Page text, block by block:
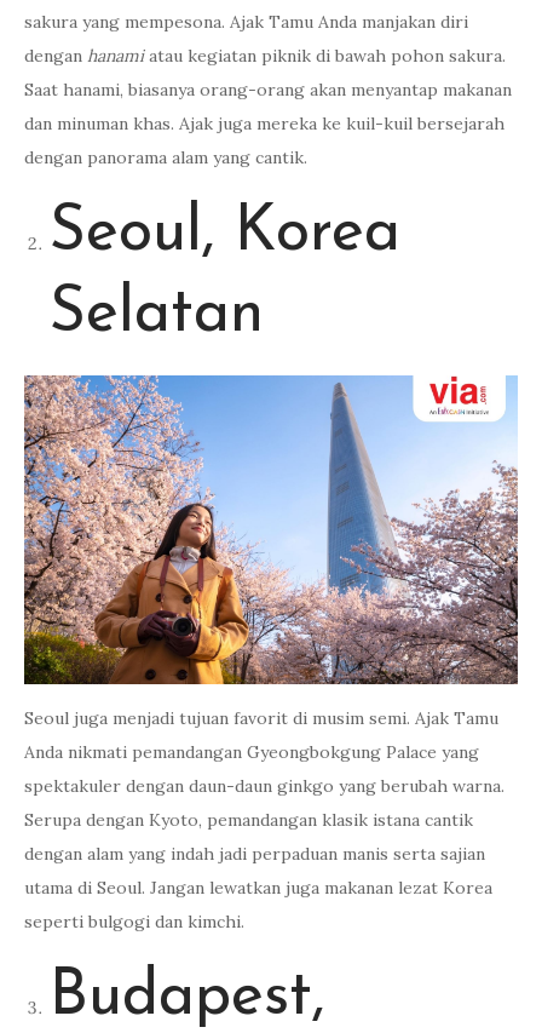
sakura yang mempesona. Ajak Tamu Anda manjakan diri
dengan hanamiatau kegiatan piknik di bawah pohon sakura.
Saat hanami, biasanya orang-orang akan menyantap makanan
dan minuman khas. Ajak juga mereka ke kuil-kuil bersejarah
dengan panorama alam yang cantik.
Seoul, Korea
Selatan
Seoul juga menjadi tujuan favorit di musim semi. Ajak Tamu
Anda nikmati pemandangan Gyeongbokgung Palace yang
spektakuler dengan daun-daun ginkgo yang berubah warna.
Serupa dengan Kyoto, pemandangan klasik istana cantik
dengan alam yang indah jadi perpaduan manis serta sajian
utama di Seoul. Jangan lewatkan juga makanan lezat Korea
seperti bulgogi dan kimchi.
Budapest,